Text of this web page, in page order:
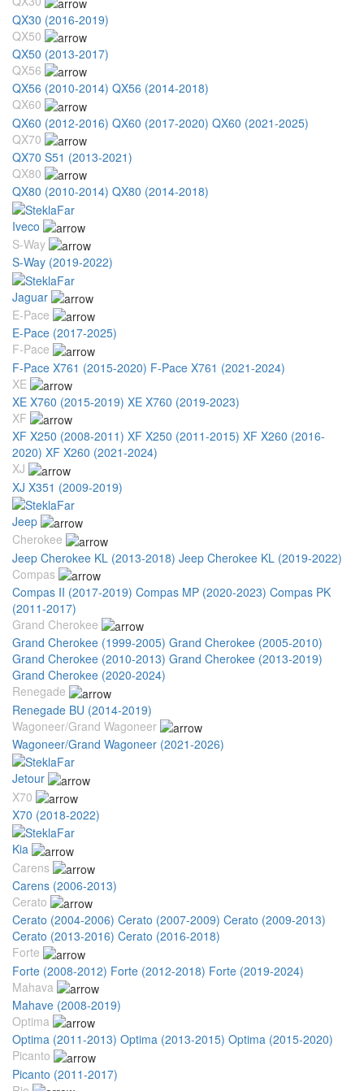
QX30 (2016-2019)
QX50
QX50 (2013-2017)
QX56
QX56 (2010-2014) QX56 (2014-2018)
QX60
QX60 (2012-2016) QX60 (2017-2020) QX60 (2021-2025)
QX70
QX70 S51 (2013-2021)
QX80
QX80 (2010-2014) QX80 (2014-2018)
Iveco
S-Way
S-Way (2019-2022)
Jaguar
E-Pace
E-Pace (2017-2025)
F-Pace
F-Pace X761 (2015-2020) F-Pace X761 (2021-2024)
XE
XE X760 (2015-2019) XE X760 (2019-2023)
XF
XF X250 (2008-2011) XF X250 (2011-2015) XF X260 (2016-
2020) XF X260 (2021-2024)
XJ
XJ X351 (2009-2019)
Jeep
Cherokee
Jeep Cherokee KL (2013-2018) Jeep Cherokee KL (2019-2022)
Compas
Compas II (2017-2019) Compas MP (2020-2023) Compas PK
(2011-2017)
Grand Cherokee
Grand Cherokee (1999-2005) Grand Cherokee (2005-2010)
Grand Cherokee (2010-2013) Grand Cherokee (2013-2019)
Grand Cherokee (2020-2024)
Renegade
Renegade BU (2014-2019)
Wagoneer/Grand Wagoneer
Wagoneer/Grand Wagoneer (2021-2026)
Jetour
X70
X70 (2018-2022)
Kia
Carens
Carens (2006-2013)
Cerato
Cerato (2004-2006) Cerato (2007-2009) Cerato (2009-2013)
Cerato (2013-2016) Cerato (2016-2018)
Forte
Forte (2008-2012) Forte (2012-2018) Forte (2019-2024)
Mahava
Mahave (2008-2019)
Optima
Optima (2011-2013) Optima (2013-2015) Optima (2015-2020)
Picanto
Picanto (2011-2017)